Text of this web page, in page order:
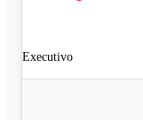
Executivo